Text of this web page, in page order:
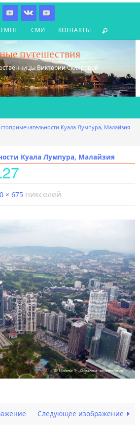
МНЕ СМИ КОНТАКТЫ
путешествия
Виктории Скляровой
Куала Лумпура, Малайзия
Куала Лумпура, Малайзия
× 675 пикселей
Следующее изображение